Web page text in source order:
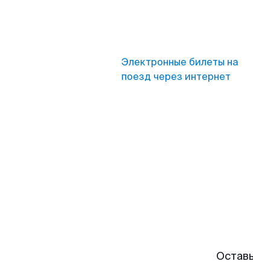
Электронные билеты на
поезд через интернет